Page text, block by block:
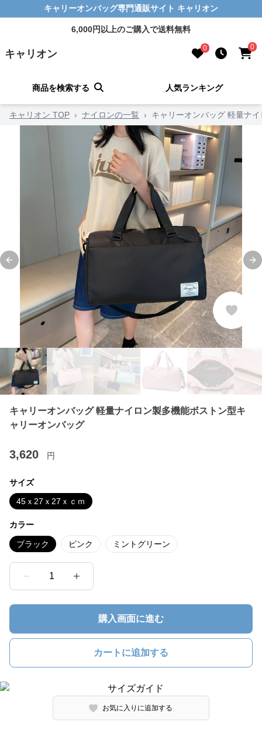
キャリーオンバッグ専門通販サイト キャリオン
6,000円以上のご購入で送料無料
キャリオン 0 0
商品を検索する 人気ランキング
キャリオン TOP › ナイロンの一覧 › キャリーオンバッグ 軽量ナ
Previous slide
キャリーオンバッグ 軽量ナイロン製多機能ボストン型キ
ャリーオンバッグ
3,620 円
サイズ
45ｘ27ｘ27ｘｃｍ
カラー
ブラック ピンク ミントグリーン
1
購入画面に進む
カートに追加する
お気に入りに追加する